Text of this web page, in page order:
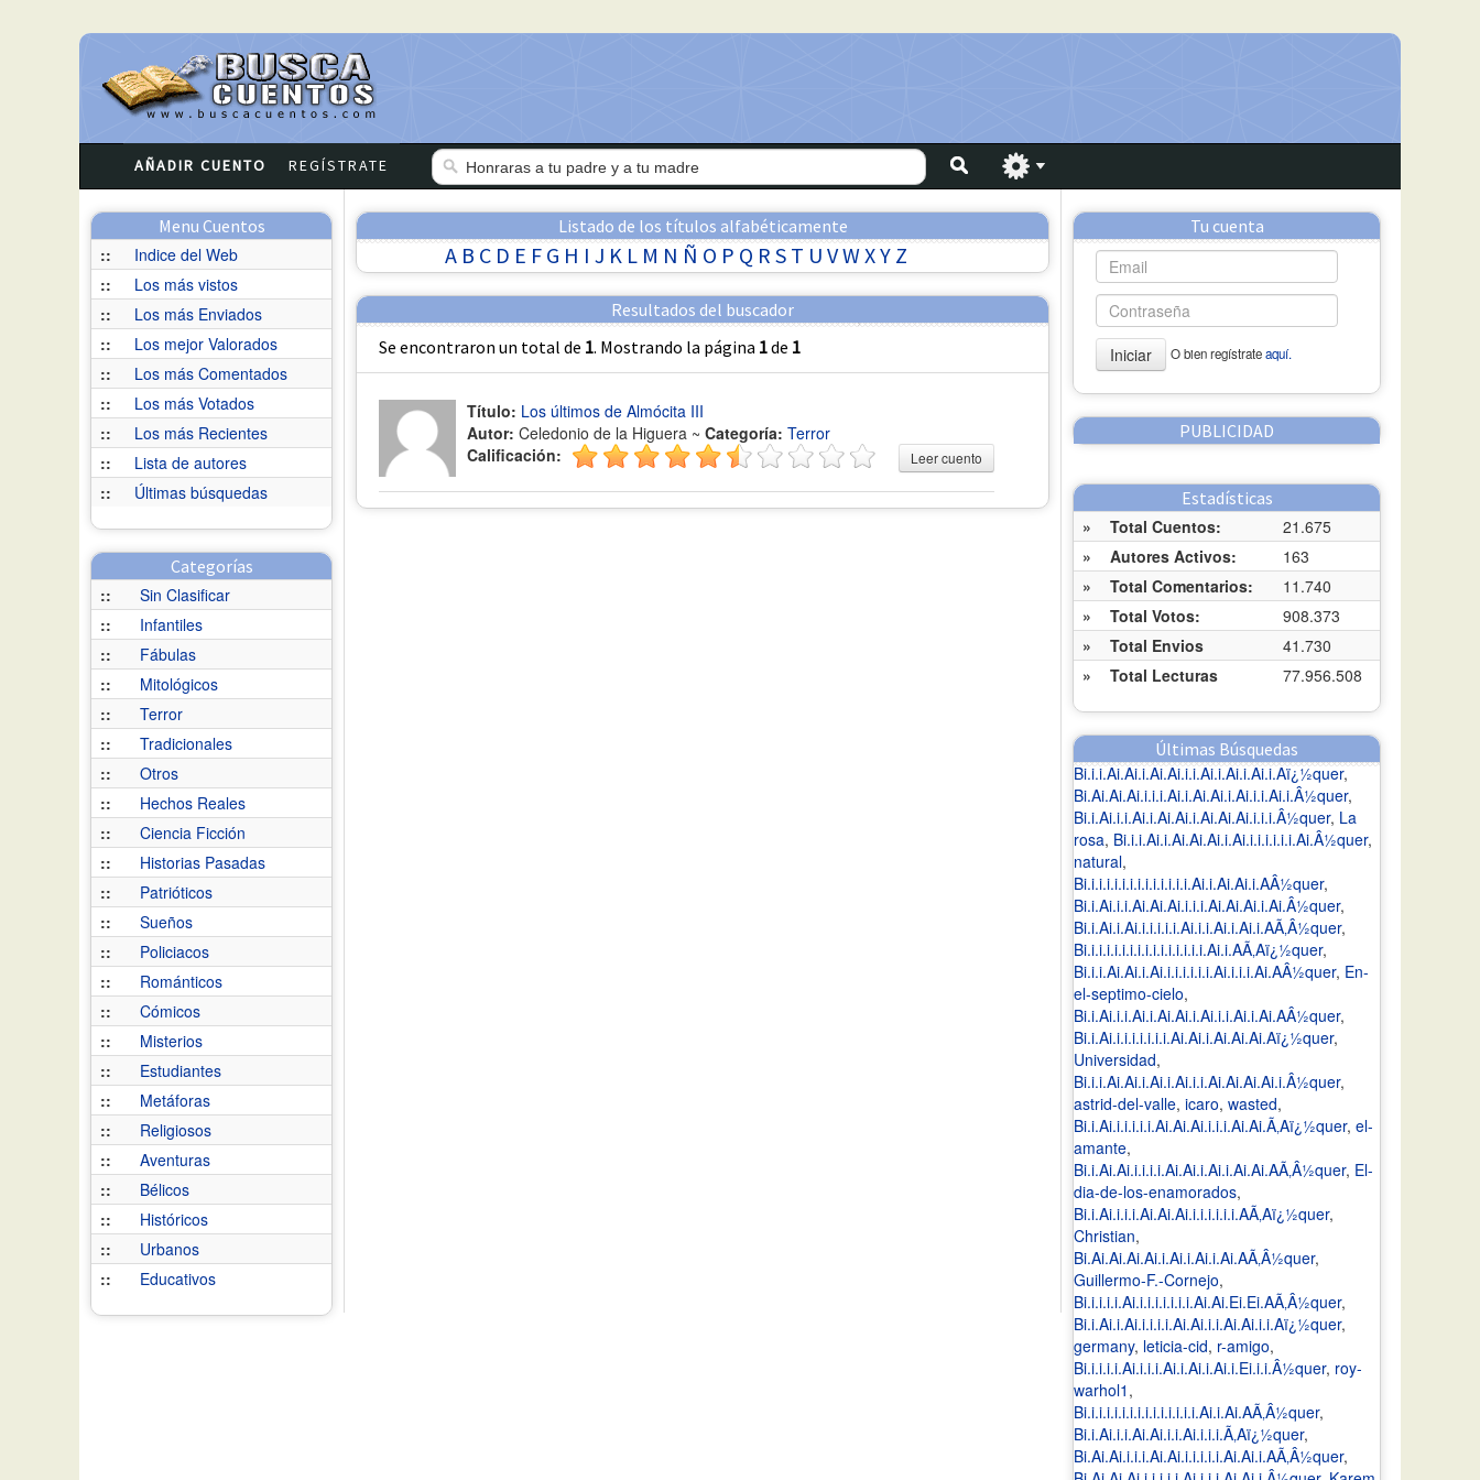
AÑADIR CUENTO REGÍSTRATE
Menu Cuentos
::
Indice del Web
::
Los más vistos
::
Los más Enviados
::
Los mejor Valorados
::
Los más Comentados
::
Los más Votados
::
Los más Recientes
::
Lista de autores
::
Últimas búsquedas
Categorías
::
Sin Clasificar
::
Infantiles
::
Fábulas
::
Mitológicos
::
Terror
::
Tradicionales
::
Otros
::
Hechos Reales
::
Ciencia Ficción
::
Historias Pasadas
::
Patrióticos
::
Sueños
::
Policiacos
::
Románticos
::
Cómicos
::
Misterios
::
Estudiantes
::
Metáforas
::
Religiosos
::
Aventuras
::
Bélicos
::
Históricos
::
Urbanos
::
Educativos
Listado de los títulos alfabéticamente
A B C D E F G H I J K L M N Ñ O P Q R S T U VWXY Z
Resultados del buscador
Se encontraron un total de 1. Mostrando la página 1de 1
Título: Los últimos de Almócita III
Autor: Celedonio de la Higuera ~ Categoría: Terror
Calificación:
Leer cuento
Tu cuenta
Iniciar O bien regístrateaquí.
PUBLICIDAD
Estadísticas
»
Total Cuentos:
21.675
»
Autores Activos:
163
»
Total Comentarios:
11.740
»
Total Votos:
908.373
»
Total Envios
41.730
»
Total Lecturas 77.956.508
Últimas Búsquedas
Bi.i.i.Ai.Ai.i.Ai.Ai.i.i.Ai.i.Ai.i.Ai.i.Aï¿½quer,
Bi.Ai.Ai.Ai.i.i.i.Ai.i.Ai.Ai.i.Ai.i.i.Ai.i.Â½quer,
Bi.i.Ai.i.i.Ai.i.Ai.Ai.i.Ai.Ai.Ai.i.i.i.Â½quer, La
rosa, Bi.i.i.Ai.i.Ai.Ai.Ai.i.Ai.i.i.i.i.i.i.Ai.Â½quer,
natural,
Bi.i.i.i.i.i.i.i.i.i.i.i.i.i.Ai.i.Ai.Ai.i.AÂ½quer,
Bi.i.Ai.i.i.Ai.Ai.Ai.i.i.i.Ai.Ai.Ai.i.Ai.Â½quer,
Bi.i.Ai.i.Ai.i.i.i.i.i.Ai.i.i.Ai.i.Ai.i.AÃ‚Â½quer,
Bi.i.i.i.i.i.i.i.i.i.i.i.i.i.i.i.Ai.i.AÃ‚Aï¿½quer,
Bi.i.i.Ai.Ai.i.Ai.i.i.i.i.i.i.Ai.i.i.i.Ai.AÂ½quer, En-
el-septimo-cielo,
Bi.i.Ai.i.i.Ai.i.Ai.Ai.i.Ai.i.i.Ai.i.Ai.AÂ½quer,
Bi.i.Ai.i.i.i.i.i.i.i.Ai.Ai.i.Ai.Ai.Ai.Aï¿½quer,
Universidad,
Bi.i.i.Ai.Ai.i.Ai.i.Ai.i.i.Ai.Ai.Ai.Ai.i.Â½quer,
astrid-del-valle, icaro, wasted,
Bi.i.Ai.i.i.i.i.i.Ai.Ai.Ai.i.i.i.Ai.Ai.Ã‚Aï¿½quer, el-
amante,
Bi.i.Ai.Ai.i.i.i.i.Ai.Ai.i.Ai.i.Ai.Ai.AÃ‚Â½quer, El-
dia-de-los-enamorados,
Bi.i.Ai.i.i.i.Ai.Ai.Ai.i.i.i.i.i.i.AÃ‚Aï¿½quer,
Christian,
Bi.Ai.Ai.Ai.Ai.i.Ai.i.Ai.i.Ai.AÃ‚Â½quer,
Guillermo-F.-Cornejo,
Bi.i.i.i.i.Ai.i.i.i.i.i.i.i.Ai.Ai.Ei.Ei.AÃ‚Â½quer,
Bi.i.Ai.i.Ai.i.i.i.i.Ai.Ai.i.i.Ai.Ai.i.i.Aï¿½quer,
germany, leticia-cid, r-amigo,
Bi.i.i.i.i.Ai.i.i.i.Ai.i.Ai.i.Ai.i.Ei.i.i.Â½quer, roy-
warhol1 ,
Bi.i.i.i.i.i.i.i.i.i.i.i.i.i.i.Ai.i.Ai.AÃ‚Â½quer,
Bi.i.Ai.i.i.Ai.Ai.i.i.Ai.i.i.i.Ã‚Aï¿½quer,
Bi.Ai.Ai.i.i.i.Ai.Ai.i.i.i.i.i.Ai.Ai.i.AÃ‚Â½quer,